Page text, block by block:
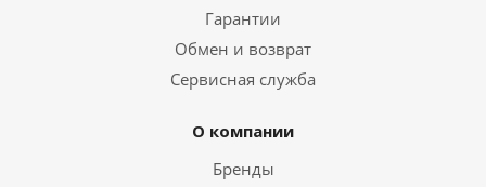
Гарантии
Обмен и возврат
Сервисная служба
О компании
Бренды